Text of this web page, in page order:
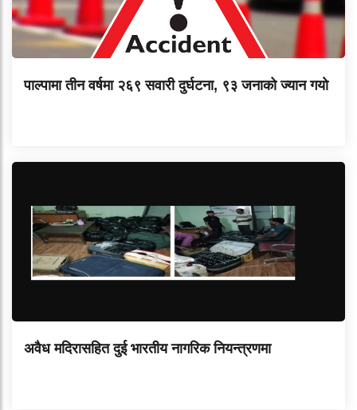
पाल्पामा तीन वर्षमा २६९ सवारी दुर्घटना, ९३ जनाको ज्यान गयाे
अवैध मदिरासहित दुई भारतीय नागरिक नियन्त्रणमा